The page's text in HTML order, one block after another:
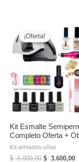
800,00.
$
¡Oferta!
¡Oferta!
Kit Esmalte
Completo Oferta +
Kit armados uñas
$5.000,00 El
$ 3.600,00El